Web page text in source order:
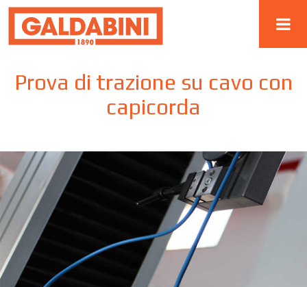
Prova di trazione su cavo con
capicorda